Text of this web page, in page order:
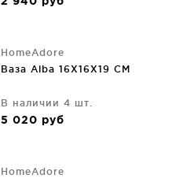
HomeAdore
Ваза Alba 16X16X19 CM
В наличии 4 шт.
5 020 руб
HomeAdore